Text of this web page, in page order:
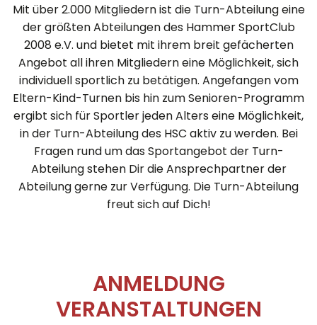
Mit über 2.000 Mitgliedern ist die Turn-Abteilung eine
der größten Abteilungen des Hammer SportClub
2008 e.V. und bietet mit ihrem breit gefächerten
Angebot all ihren Mitgliedern eine Möglichkeit, sich
individuell sportlich zu betätigen. Angefangen vom
Eltern-Kind-Turnen bis hin zum Senioren-Programm
ergibt sich für Sportler jeden Alters eine Möglichkeit,
in der Turn-Abteilung des HSC aktiv zu werden. Bei
Fragen rund um das Sportangebot der Turn-
Abteilung stehen Dir die Ansprechpartner der
Abteilung gerne zur Verfügung. Die Turn-Abteilung
freut sich auf Dich!
ANMELDUNG
VERANSTALTUNGEN